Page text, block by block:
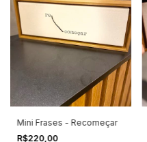
Mini Frases - Recomeçar
R$220,00